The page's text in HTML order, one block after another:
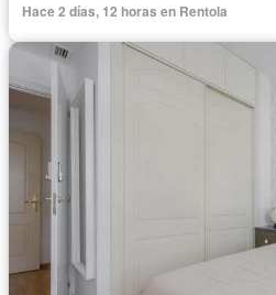
Hace 2 días, 12 horas en Rentola